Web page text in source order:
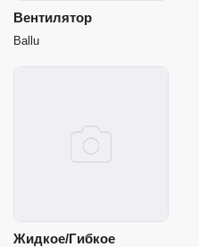
Вентилятор
Ballu
Жидкое/Гибкое